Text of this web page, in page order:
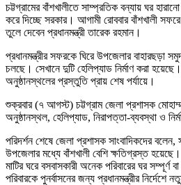
চট্টগ্রামের বাঁশখালীতে সাম্প্রতিক বন্যায় ঘর
করে দিচ্ছে সরকার। আগামী রোববার বাঁশখালী সফরে
তুলে দেবেন প্রধানমন্ত্রী তারেক রহমান।
প্রধানমন্ত্রীর সফরকে ঘিরে উপজেলার বাহারছড়া
চলছে। সেখানে দুটি হেলিপ্যাড নির্মাণ করা হয়েছে।
অনুষ্ঠানস্থলের প্রস্তুতি প্রায় শেষ পর্যায়ে।
শুক্রবার (৭ আগস্ট) চট্টগ্রাম জেলা প্রশাসক
অনুষ্ঠানস্থল, হেলিপ্যাড, নিরাপত্তা-ব্যবস্থা ও
পরিদর্শন শেষে জেলা প্রশাসক সাংবাদিকদের বলেন,
উপজেলার মধ্যে বাঁশখালী বেশি ক্ষতিগ্রস্ত
মাটির ঘরে বসবাসকারী অনেক পরিবারের ঘর
পরিবারকে পুনর্বাসনের জন্য প্রধানমন্ত্রীর নির্দেশে